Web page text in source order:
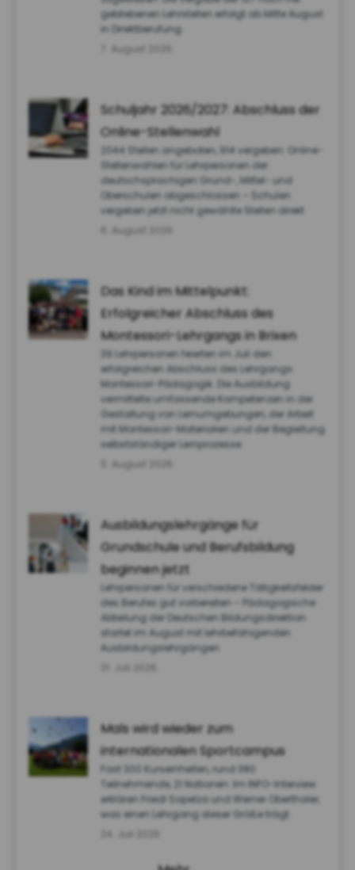
gebliebenen Lehrstellen erfolgt ab Mitte August
in Direktberufung.
Schuljahr 2026/2027: Abschluss der
Online-Stellenwahl
2044 Stellen angeboten, 914 vergeben: Online-
Stellenwahlen für Lehrpersonen der
deutschsprachigen Grund-, Mittel- und
Oberschulen abgeschlossen – Schulen
vergeben jetzt nicht gewählte Stellen direkt
Das Kind im Mittelpunkt:
Erfolgreicher Abschluss des
Montessori-Lehrgangs in Brixen
39 Lehrpersonen feierten im Juli den
erfolgreichen Abschluss des Lehrgangs
Montessori-Pädagogik. Die Ausbildung
vermittelte umfassende Kompetenzen in der
Gestaltung von Lernumgebungen, der Arbeit
mit Montessori-Materialien und der Begleitung
selbstständiger Lernprozesse.
Ausbildungslehrgänge für
Grundschule und Berufsbildung
beginnen jetzt
Lehrpersonen für verschiedene Tätigkeitsfelder
des Berufes gut vorbereiten – Pädagogische
Abteilung der Deutschen Bildungsdirektion
startet im August mit lehrbefähigenden
Ausbildungslehrgängen
Mals wird wieder zum
internationalen Sportcampus
Fast 300 Kurseinheiten, rund 380
Teilnehmende, 21 Nationen: Im INFO-Interview
erklären Friedl Sapelza und Werner Oberthaler,
was einen Lehrgang dieser Größe trägt.